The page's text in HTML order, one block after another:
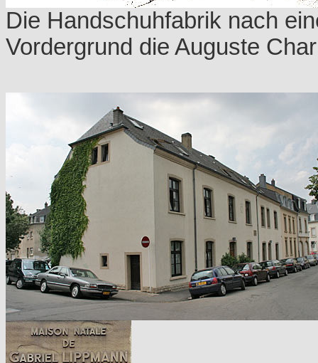
Die Handschuhfabrik nach
Vordergrund die Auguste